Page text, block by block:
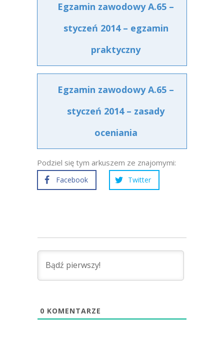
Egzamin zawodowy A.65 –
styczeń 2014 – egzamin
praktyczny
Egzamin zawodowy A.65 –
styczeń 2014 – zasady
oceniania
Podziel się tym arkuszem ze znajomymi:
Facebook Twitter
0 KOMENTARZE